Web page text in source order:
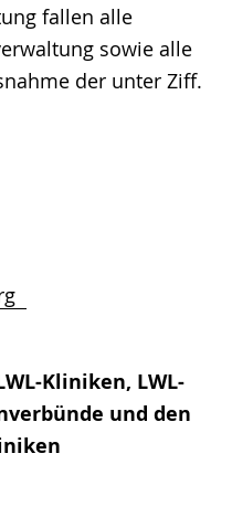
fallen alle
sowie alle
der unter Ziff.
Kliniken, LWL-
und den